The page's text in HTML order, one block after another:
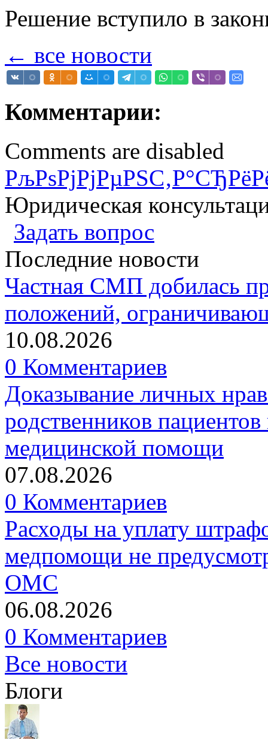
Решение вступило в
← все новости
Комментарии:
Comments are disabled
Юридическая
Задать вопрос
Последние новости
Частная СМП добилась
положений,
10.08.2026
0 Комментариев
Доказывание личных
родственников
медицинской помощи
07.08.2026
0 Комментариев
Расходы на уплату
медпомощи не
ОМС
06.08.2026
0 Комментариев
Все новости
Блоги